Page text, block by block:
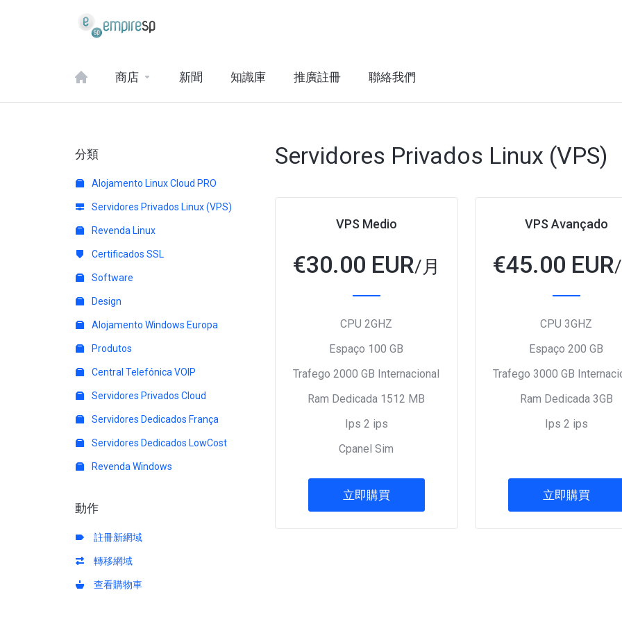
商店 新聞 知識庫 推廣註冊 聯絡我們
Servidores Privados Linux (VPS)
分類
Alojamento Linux Cloud PRO
Servidores Privados Linux (VPS)
Revenda Linux
Certificados SSL
Software
Design
Alojamento Windows Europa
Produtos
Central Telefónica VOIP
Servidores Privados Cloud
Servidores Dedicados França
Servidores Dedicados LowCost
Revenda Windows
動作
註冊新網域
轉移網域
查看購物車
VPS Medio
€30.00 EUR/月
CPU 2GHZ
Espaço 100 GB
Trafego 2000 GB Internacional
Ram Dedicada 1512 MB
Ips 2 ips
Cpanel Sim
立即購買
VPS Avançado
€45.00 EUR
CPU 3GHZ
Espaço 200 GB
Trafego 3000 GB
Ram Dedicada 3GB
Ips 2 ips
立即購買